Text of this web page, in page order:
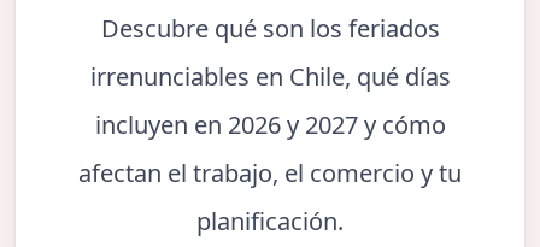
Descubre qué son los feriados
irrenunciables en Chile, qué días
incluyen en 2026 y 2027 y cómo
afectan el trabajo, el comercio y tu
planificación.